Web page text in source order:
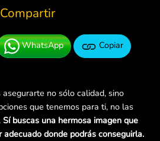
Compartir
WhatsApp Copiar
no sólo calidad, sino
que tenemos para ti, no las
Sí buscas una hermosa imagen que
donde podrás conseguirla.